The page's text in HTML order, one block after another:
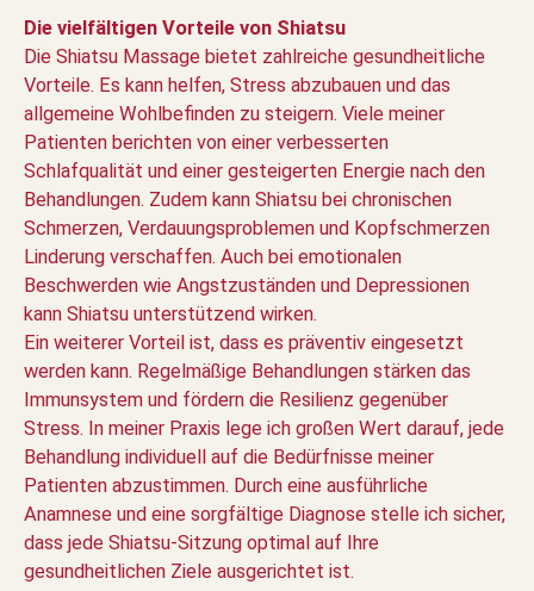
Die vielfältigen Vorteile von Shiatsu
Die Shiatsu Massage bietet zahlreiche gesundheitliche
Vorteile. Es kann helfen, Stress abzubauen und das
allgemeine Wohlbefinden zu steigern. Viele meiner
Patienten berichten von einer verbesserten
Schlafqualität und einer gesteigerten Energie nach den
Behandlungen. Zudem kann Shiatsu bei chronischen
Schmerzen, Verdauungsproblemen und Kopfschmerzen
Linderung verschaffen. Auch bei emotionalen
Beschwerden wie Angstzuständen und Depressionen
kann Shiatsu unterstützend wirken.
Ein weiterer Vorteil ist, dass es präventiv eingesetzt
werden kann. Regelmäßige Behandlungen stärken das
Immunsystem und fördern die Resilienz gegenüber
Stress. In meiner Praxis lege ich großen Wert darauf, jede
Behandlung individuell auf die Bedürfnisse meiner
Patienten abzustimmen. Durch eine ausführliche
Anamnese und eine sorgfältige Diagnose stelle ich sicher,
dass jede Shiatsu-Sitzung optimal auf Ihre
gesundheitlichen Ziele ausgerichtet ist.